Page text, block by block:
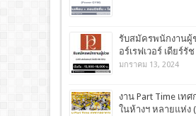
รับสมัครพนักงานผู้
อร์เรฟเวอร์ เดียร์รั
มกราคม 13, 2024
งาน Part Time เท
ในห้างฯ หลายแห่ง